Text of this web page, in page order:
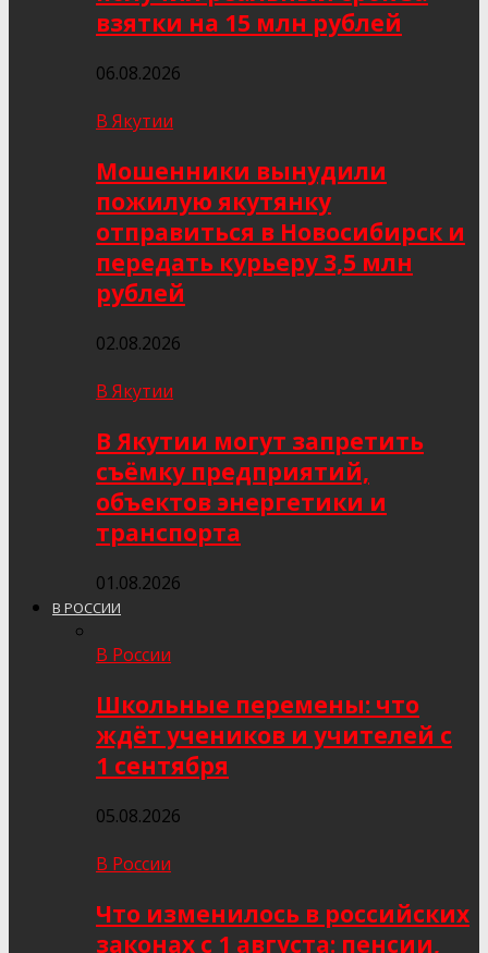
взятки на 15 млн рублей
06.08.2026
В Якутии
Мошенники вынудили
пожилую якутянку
отправиться в Новосибирск и
передать курьеру 3,5 млн
рублей
02.08.2026
В Якутии
В Якутии могут запретить
съёмку предприятий,
объектов энергетики и
транспорта
01.08.2026
В РОССИИ
В России
Школьные перемены: что
ждёт учеников и учителей с
1 сентября
05.08.2026
В России
Что изменилось в российских
законах с 1 августа: пенсии,